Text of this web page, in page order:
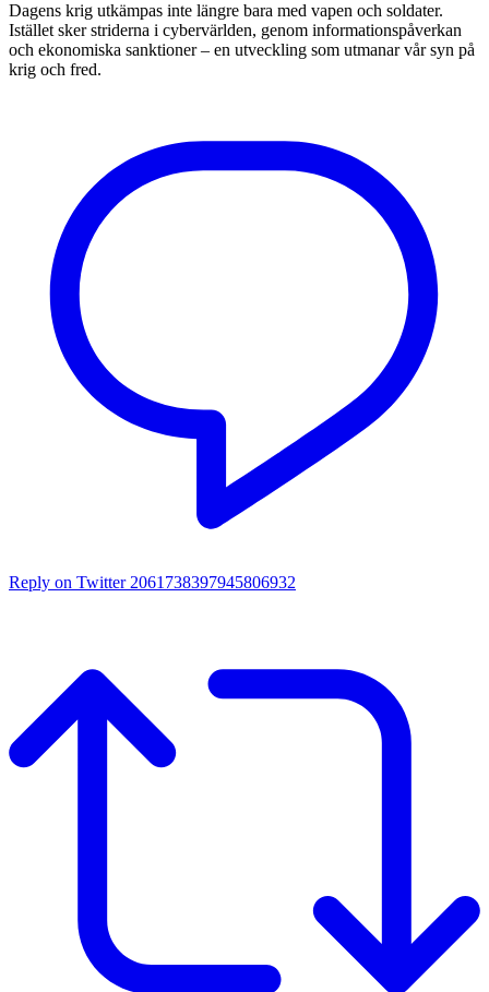
Dagens krig utkämpas inte längre bara med vapen och soldater.
Istället sker striderna i cybervärlden, genom informationspåverkan
och ekonomiska sanktioner – en utveckling som utmanar vår syn på
krig och fred.
Reply on Twitter 2061738397945806932